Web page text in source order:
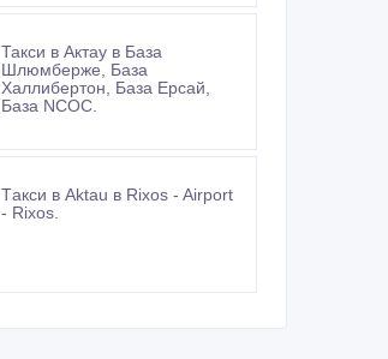
Такси в Актау в База
Шлюмберже, База
Халлибертон, База Ерсай,
База NCOC.
Tакси в Aktau в Rixos - Airport
- Rixos.